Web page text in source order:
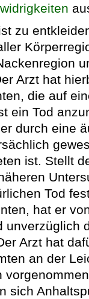
zu
Arzt hat
die auf
ein Tod
durch eine
ist. Stellt
Tod
hat er
unverzüglich
Arzt hat
an der
sich